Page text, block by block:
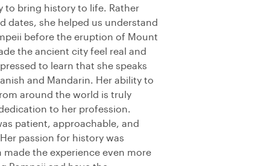
to bring history to life. Rather
dates, she helped us understand
before the eruption of Mount
the ancient city feel real and
to learn that she speaks
and Mandarin. Her ability to
around the world is truly
to her profession.
patient, approachable, and
passion for history was
the experience even more